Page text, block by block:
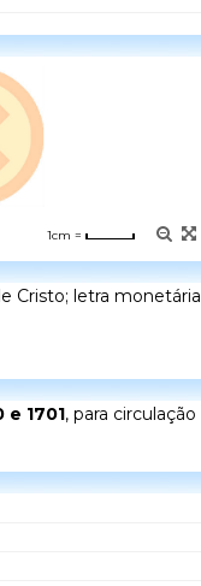
1cm =
Cristo; letra monetária
e 1701, para circulação